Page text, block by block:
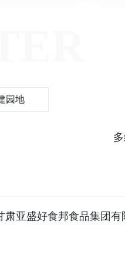
园地
肃亚盛好食邦食品集团有